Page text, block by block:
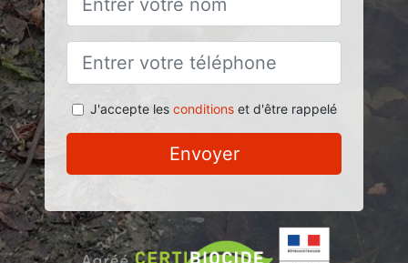
J'accepte les conditionset d'être rappelé
Envoyer